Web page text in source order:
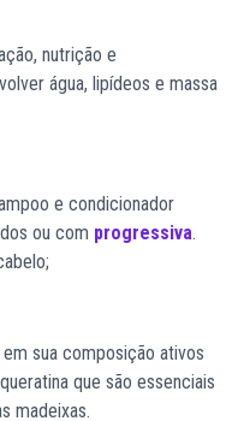
nutrição e
água, lipídeos e massa
e condicionador
ou com progressiva.
sua composição ativos
que são essenciais
madeixas.